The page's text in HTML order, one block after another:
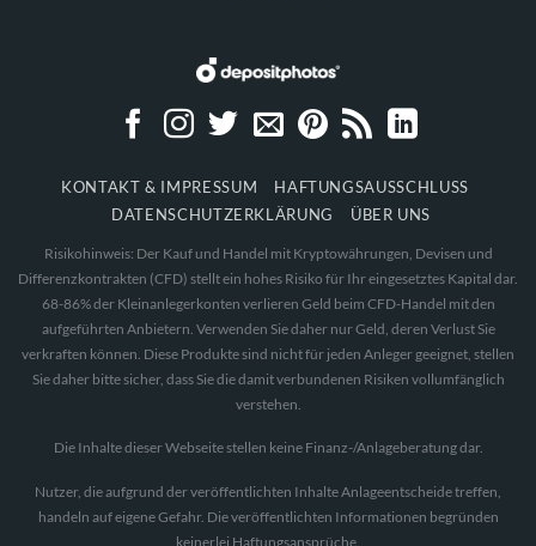
KONTAKT & IMPRESSUM
HAFTUNGSAUSSCHLUSS
DATENSCHUTZERKLÄRUNG
ÜBER UNS
Risikohinweis: Der Kauf und Handel mit Kryptowährungen, Devisen und
Differenzkontrakten (CFD) stellt ein hohes Risiko für Ihr eingesetztes Kapital dar.
68-86% der Kleinanlegerkonten verlieren Geld beim CFD-Handel mit den
aufgeführten Anbietern. Verwenden Sie daher nur Geld, deren Verlust Sie
verkraften können. Diese Produkte sind nicht für jeden Anleger geeignet, stellen
Sie daher bitte sicher, dass Sie die damit verbundenen Risiken vollumfänglich
verstehen.
Die Inhalte dieser Webseite stellen keine Finanz-/Anlageberatung dar.
Nutzer, die aufgrund der veröffentlichten Inhalte Anlageentscheide treffen,
handeln auf eigene Gefahr. Die veröffentlichten Informationen begründen
keinerlei Haftungsansprüche.